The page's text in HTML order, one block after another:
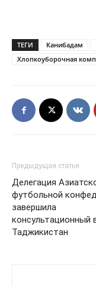
ТЕГИ Канибадам
Хлопкоуборочная
Предыдущая статья
Делегация
футбольной
завершила
консультационный
Таджикистан